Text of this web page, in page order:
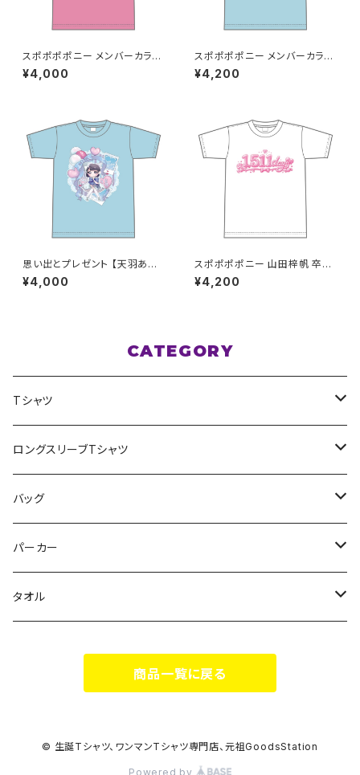
スポポポポニー メンバーカラー
シンプルデザイン ロゴTシャツ
ピンク S〜XLサイズ
¥4,000
スポポポポニー メンバーカラー
シンプルデザイン ロゴTシャツ
ライトブルー XXL〜XXXLサイ
¥4,200
思い出とプレゼント 【天羽あい】
生誕Ｔシャツ M〜XLサイズ
¥4,000
スポポポポニー 山田梓帆 卒業
記念Tシャツ XXL〜XXXLサイ
ズ
¥4,200
CATEGORY
Tシャツ
スポポポポニー
花いろは
Milky✳︎Sphene
シークレットシャノワール
思い出とプレゼント
ヒロイックニューシネマ
ロングスリーブTシャツ
HIGH HIGH BEAM
Milky✳︎Sphene
バッグ
サコッシュ
パーカー
スポポポポニー
タオル
Milky✳︎Sphene
商品一覧に戻る
© 生誕Tシャツ、ワンマンTシャツ専門店、元祖GoodsStation
Powered by